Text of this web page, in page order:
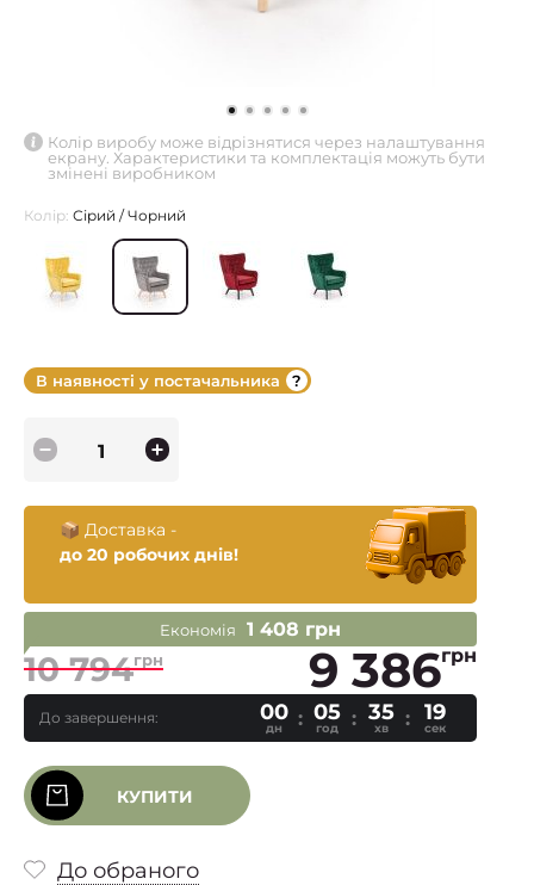
Колір виробу може відрізнятися через налаштування
екрану. Характеристики та комплектація можуть бути
змінені виробником
Колір: Сірий / Чорний
В наявності у постачальника
📦 Доставка -
до 20 робочих днів!
Економія 1 408 грн
10 794грн 9 386грн
До завершення: 00
дн
05
год
35
хв
19
сек
КУПИТИ
До обраного